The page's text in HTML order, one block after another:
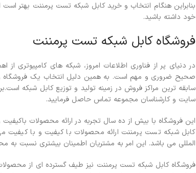
بنابراین هنگام انتخاب و خرید کابل شبکه تست پرمننت بهتر
خود داشته باشید.
فروشگاه کابل شبکه تست پرمننت
در دنیای پر از فناوری اطلاعات امروز، شبکه های کامپیوتری از
صحیح ضروری و مهم است. به همین دلیل انتخاب یک فروشگاه
سابقه ترین مراکز فروش در زمینه تولید و توزیع کابل شبکه است.
سایت و کارشناسان مجموعه تماس حاصل فرمایید.
این فروشگاه با بیش از ده سال تجربه در ارائه محصولات
کابل شبکه تست پرمننت ارائه محصولات با کیفیت و با کیفیت
المللی می باشد. این امر به مشتریان اطمینان بیشتری نسبت
فروشگاه کابل شبکه تست پرمننت نیز طیف گسترده ای از محصولات